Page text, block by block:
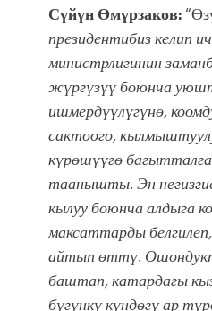
Сүйүн Өмүрзаков:
президентибиз келип
министрлигинин
жүргүзүү боюнча
ишмердүүлүгүнө,
сактоого,
күрөшүүгө
таанышты. Эн
кылуу боюнча алдыга
максаттарды
айтып өттү.
баштап, катардагы
бүгүнкү күндөгү ар